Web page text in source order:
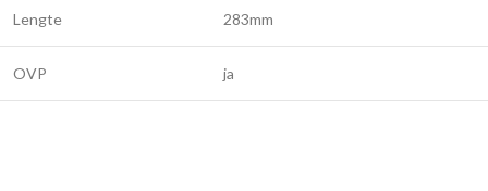
Lengte 283mm
OVP ja